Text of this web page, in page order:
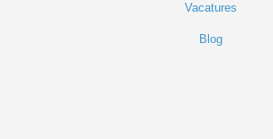
Vacatures
Blog